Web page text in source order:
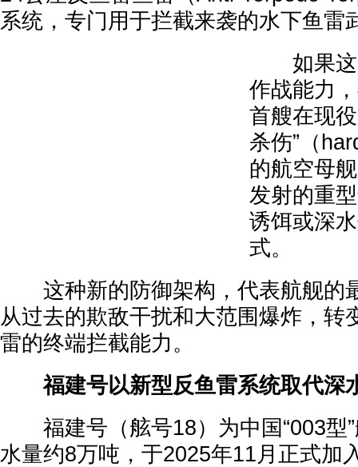
系统，专门用于拦截来袭的水下鱼雷
如果这
作战能力
首艘在现
杀伤”（
的航空母
发射的重
诱饵或深
式。
这种新的防御架构，代表航舰的
从过去的欺敌干扰和大范围爆炸，转
雷的终端拦截能力。
福建号以新型反鱼雷系统取代深
福建号（舷号18）为中国“003型”
水量约8万吨，于2025年11月正式加